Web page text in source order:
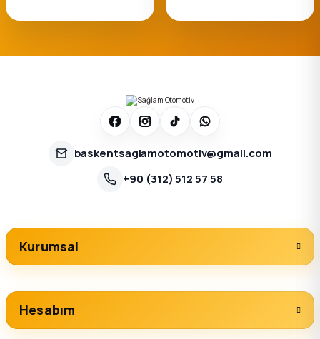
baskentsaglamotomotiv@gmail.com
+90 (312) 512 57 58
Kurumsal
Hesabım